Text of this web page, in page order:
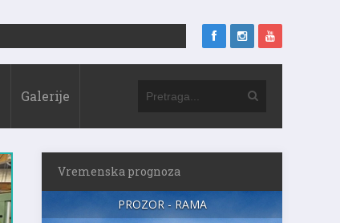
Galerije
Vremenska prognoza
PROZOR - RAMA